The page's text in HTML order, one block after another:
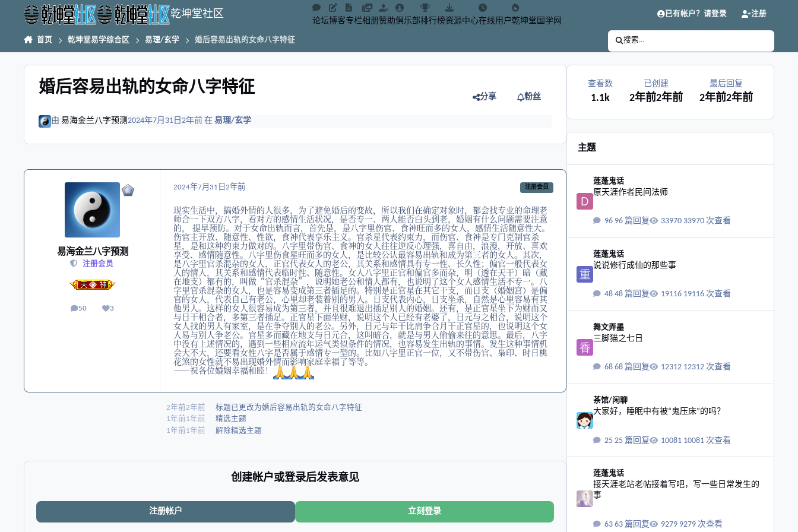
跳转到帖子
乾坤堂社区
论坛博客专栏相册赞助俱乐部排行榜资源中心在线用户乾坤堂国学网
已有帐户？请登录 注册
首页 乾坤堂易学综合区 易理/玄学 婚后容易出轨的女命八字特征 搜索...
婚后容易出轨的女命八字特征
分享 粉丝
由 易海金兰八字预测 2024年7月31日 2年前 在 易理/玄学
易海金兰八字预测
注册会员
50
帖子 3
声誉
2024年7月31日 2年前 注册会员
现实生活中，搞婚外情的人很多，为了避免婚后的变故，所以我们在确定对象时，都会找专业的命理老
师合一下双方八字，看对方的感情生活状况，是否专一、两人能否白头到老，婚姻有什么问题需要注意
的， 提早预防。对于女命出轨而言，首先是，是八字里伤官、食神旺而多的女人，感情生活随意性大。
伤官主开放、随意性、性欲，食神代表享乐主义。官杀星代表约束力，而伤官、食神是专门克制官杀
星，是和这种约束力做对的。八字里带伤官、食神的女人往往逆反心理强，喜自由，浪漫，开放、喜欢
享受、感情随意性。八字里伤食星旺而多的女人，是比较公认最容易出轨和成为第三者的女人。其次，
是八字里官杀混杂的女人，正官代表女人的老公，其关系和感情具有专一性、长久性；偏官一般代表女
人的情人，其关系和感情代表临时性、随意性。女人八字里正官和偏官多而杂，明（透在天干）暗（藏
在地支）都有的，叫做“官杀混杂”，说明她老公和情人都有，也说明了这个女人感情生活不专一。八
字里官杀混杂的女人，也是容易变成第三者插足的。特别是正官星在其它干支，而日支（婚姻宫）是偏
官的女人，代表自己有老公，心里却老装着别的男人。日支代表内心，日支坐杀，自然是心里容易有其
他男人。这样的女人很容易成为第三者，并且很难退出插足别人的婚姻。还有，是正官星坐下为财而又
与日干相合者，多第三者插足。正官星下面坐财，说明这个人已经有老婆了，日元与之相合，说明这个
女人找的男人有家室，是在争夺别人的老公。另外，日元与年干比肩争合月干正官星的，也说明这个女
人易与别人争老公。官星多而藏在地支与日元合，这叫暗合，就是与男人偷偷来往的意思。最后，八字
中没有上述情况的，遇到一些相应流年运气类似条件的情况，也容易发生出轨的事情。发生这种事情机
会大不大，还要看女性八字是否属于感情专一型的。比如八字里正官一位，又不带伤官、枭印、时日桃
花煞的女性就不易出现婚外情而影响家庭幸福了等等。
——祝各位婚姻幸福和睦！
2年前2年前
标题已更改为婚后容易出轨的女命八字特征
1年前 1年前
精选主题
1年前 1年前 解除精选主题
创建帐户或登录后发表意见
注册帐户 立刻登录
查看数
1.1k
已创建
2年前2年前
最后回复
2年前2年前
主题
原天涯作者民间法师
莲蓬鬼话
原天涯作者民间法师
96 篇回复 33970 次查看
莲蓬鬼话
说说修行成仙的那些事
48 篇回复 19116 次查看
舞文弄墨
三脚猫之七日
68 篇回复 12312 次查看
大家好，睡眠中有被“鬼压床”的吗？
茶馆/闲聊
大家好，睡眠中有被“鬼压床”的吗？
25 篇回复 10081 次查看
接天涯老站老帖接着写吧，写一些日常发生的事
莲蓬鬼话
接天涯老站老帖接着写吧，写一些日常发生的
事
63 篇回复 9279 次查看